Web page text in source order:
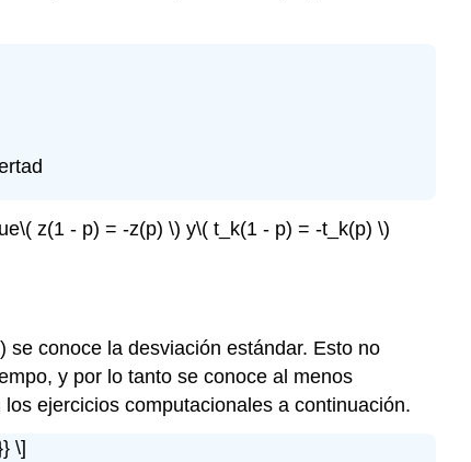
\( z(1 - p) = -z(p) \) y\( t_k(1 - p) = -t_k(p) \)
se conoce la desviación estándar. Esto no
y por lo tanto se conoce al menos
ejercicios computacionales a continuación.
\]